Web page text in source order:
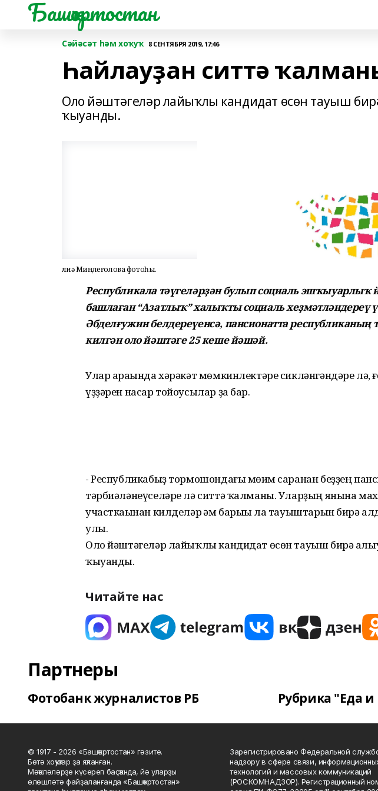
Башҡортостан
Сәйәсәт һәм хоҡуҡ 8 СЕНТЯБРЯ 2019, 17:46
Һайлауҙан ситтә
Оло йәштәгеләр лайыҡлы кандидат өсөн тауыш
ҡыуанды.
Әлиә Миңлеғолова фотоһы.
Республикала тәүгеләрҙән булып социаль эшҡыуарлыҡ
башлаған “Азатлыҡ” халыҡты социаль хеҙмәтләндереү
Әбделғужин белдереүенсә, пансионатта республиканың
килгән оло йәштәге 25 кеше йәшәй.
Улар араһында хәрәкәт мөмкинлектәре сикләнгәндәре лә,
үҙҙәрен насар тойоусылар ҙа бар.
- Республикабыҙ тормошондағы мөһим саранан беҙҙең
тәрбиәләнеүселәре лә ситтә ҡалманы. Уларҙың янына
участкаһынан килделәр һәм барыһы ла тауыштарын бирә
улы.
Оло йәштәгеләр лайыҡлы кандидат өсөн тауыш бирә
ҡыуанды.
Читайте нас
Партнеры
Фотобанк журналистов РБ Рубрика "Еда
© 1917 - 2026 «Башҡортостан» гәзите.
Бөтә хоҡуҡтар ҙа яҡланған.
Мәҡәләләрҙе күсереп баҫҡанда, йә уларҙы
өлөшләтә файҙаланғанда «Башҡортостан»
Зарегистрировано Федеральной
надзору в сфере связи,
технологий и массовых коммуникаций
(РОСКОМНАДЗОР). Регистрационный